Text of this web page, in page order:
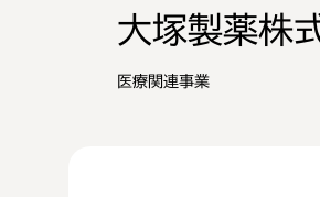
大塚製薬株
医療関連事業